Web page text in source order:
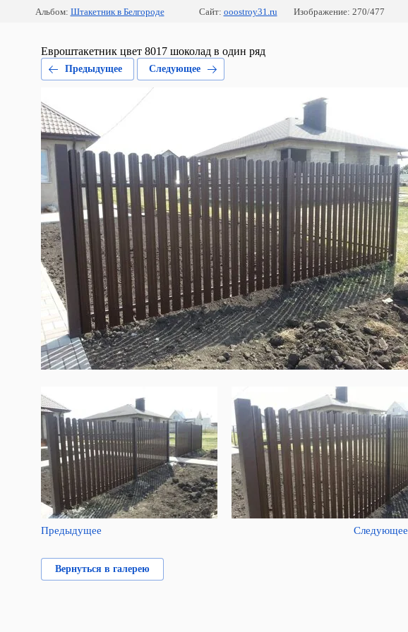
Альбом: Штакетник в Белгороде Сайт: ooostroy31.ru Изображение: 270/477
Евроштакетник цвет 8017 шоколад в один ряд
Предыдущее Следующее
Предыдущее Следующее
Вернуться в галерею